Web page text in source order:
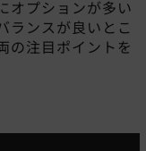
オプションが多い
ランスが良いとこ
の注目ポイントを